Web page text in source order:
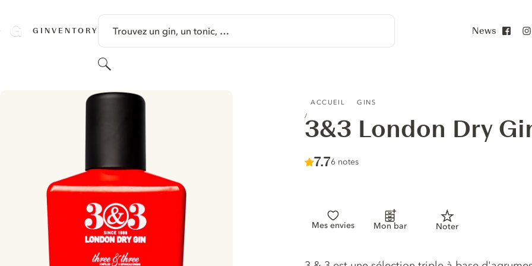
GINVENTORY Trouvez un gin, un tonic, …
Rechercher
News
ACCUEIL GINS
3&3 London Dry
Score :
7.7/ 10
6 notes
Mes envies Mon bar Noter